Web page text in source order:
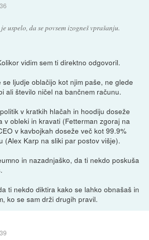
uspelo, da se povsem izogneš vprašanju.
vidim sem ti direktno odgovoril.
se ljudje oblačijo kot njim paše, ne glede
ali število ničel na bančnem računu.
v kratkih hlačah in hoodiju doseže
v obleki in kravati (Fetterman zgoraj na
v kavbojkah doseže več kot 99.9%
(Alex Karp na sliki par postov višje).
in nazadnjaško, da ti nekdo poskuša
ti nekdo diktira kako se lahko obnašaš in
ko se sam drži drugih pravil.